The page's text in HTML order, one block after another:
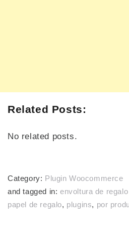
Related Posts:
No related posts.
Category: Plugin Woocommerce
and tagged in: envoltura de
papel de regalo, plugins, por